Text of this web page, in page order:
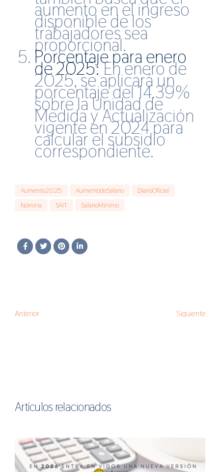
aumento en el ingreso
disponible de los
trabajadores sea
proporcional.
Porcentaje para enero
de 2025:En enero de
2025, se aplicará un
porcentaje del 14.39%
sobre la Unidad de
Medida y Actualización
vigente en 2024 para
calcular el subsidio
correspondiente.
Aumento2025 AumentodeSalario
DiarioOficial
Nómina
SAIT SalarioMinimo
Anterior Siguiente
Artículos relacionados